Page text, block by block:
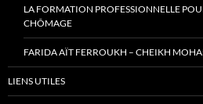
LA FORMATION PROFESSIONNELLE
CHÔMAGE
FARIDA AÏT FERROUKH – CHEIKH
LIENS UTILES